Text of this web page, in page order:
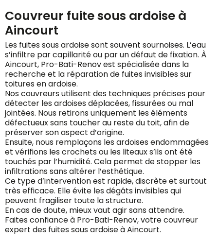
Couvreur fuite sous ardoise à
Aincourt
Les fuites sous ardoise sont souvent sournoises. L’eau
s’infiltre par capillarité ou par un défaut de fixation. À
Aincourt, Pro-Bati-Renov est spécialisée dans la
recherche et la réparation de fuites invisibles sur
toitures en ardoise.
Nos couvreurs utilisent des techniques précises pour
détecter les ardoises déplacées, fissurées ou mal
jointées. Nous retirons uniquement les éléments
défectueux sans toucher au reste du toit, afin de
préserver son aspect d’origine.
Ensuite, nous remplaçons les ardoises endommagées
et vérifions les crochets ou les liteaux s’ils ont été
touchés par l’humidité. Cela permet de stopper les
infiltrations sans altérer l’esthétique.
Ce type d’intervention est rapide, discrète et surtout
très efficace. Elle évite les dégâts invisibles qui
peuvent fragiliser toute la structure.
En cas de doute, mieux vaut agir sans attendre.
Faites confiance à Pro-Bati-Renov, votre couvreur
expert des fuites sous ardoise à Aincourt.